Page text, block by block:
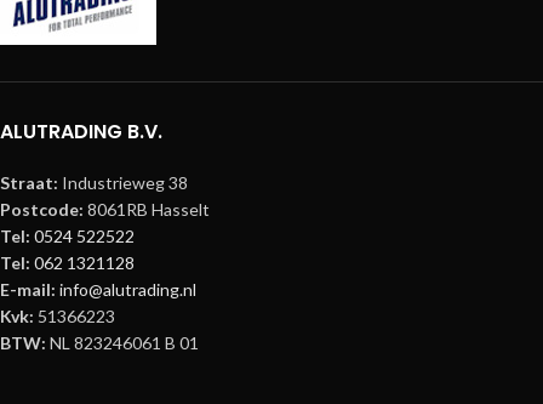
ALUTRADING B.V.
Straat: Industrieweg 38
Postcode: 8061RB Hasselt
Tel: 0524 522522
Tel: 062 1321128
E-mail: info@alutrading.nl
Kvk: 51366223
BTW: NL 823246061 B 01